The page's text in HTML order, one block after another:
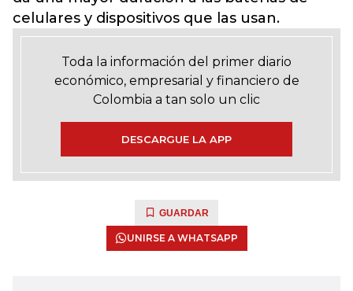
celulares y dispositivos que las usan.
Toda la información del primer diario
económico, empresarial y financiero de
Colombia a tan solo un clic
DESCARGUE LA APP
GUARDAR
UNIRSE A WHATSAPP